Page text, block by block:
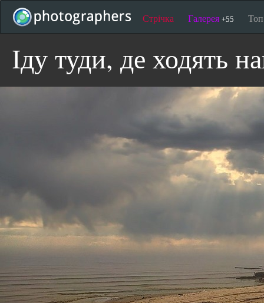
Стрічка Галерея +55
Іду туди, де ходять